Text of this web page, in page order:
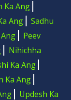
Ka Ang
Ang
Sadhu
Peev
Nihichha
Ka Ang
Ka Ang
Updesh Ka